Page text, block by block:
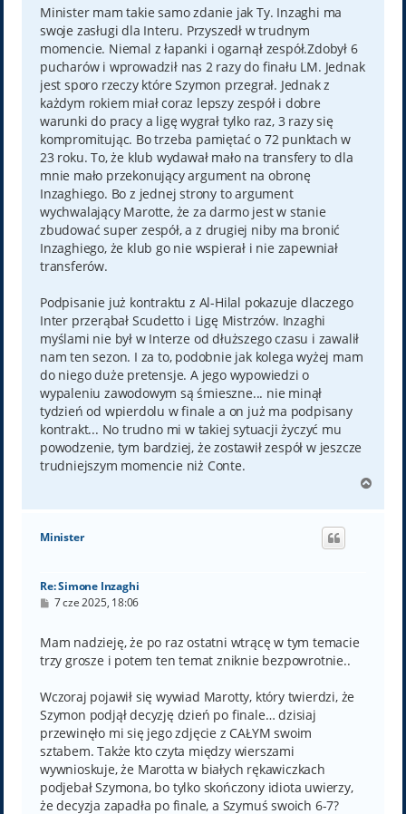
t
Minister mam takie samo zdanie jak Ty. Inzaghi ma
swoje zasługi dla Interu. Przyszedł w trudnym
momencie. Niemal z łapanki i ogarnął zespół.Zdobył 6
pucharów i wprowadził nas 2 razy do finału LM. Jednak
jest sporo rzeczy które Szymon przegrał. Jednak z
każdym rokiem miał coraz lepszy zespół i dobre
warunki do pracy a ligę wygrał tylko raz, 3 razy się
kompromitując. Bo trzeba pamiętać o 72 punktach w
23 roku. To, że klub wydawał mało na transfery to dla
mnie mało przekonujący argument na obronę
Inzaghiego. Bo z jednej strony to argument
wychwalający Marotte, że za darmo jest w stanie
zbudować super zespół, a z drugiej niby ma bronić
Inzaghiego, że klub go nie wspierał i nie zapewniał
transferów.
Podpisanie już kontraktu z Al-Hilal pokazuje dlaczego
Inter przerąbał Scudetto i Ligę Mistrzów. Inzaghi
myślami nie był w Interze od dłuższego czasu i zawalił
nam ten sezon. I za to, podobnie jak kolega wyżej mam
do niego duże pretensje. A jego wypowiedzi o
wypaleniu zawodowym są śmieszne... nie minął
tydzień od wpierdolu w finale a on już ma podpisany
kontrakt... No trudno mi w takiej sytuacji życzyć mu
powodzenie, tym bardziej, że zostawił zespół w jeszcze
trudniejszym momencie niż Conte.
g
Minister
Re: Simone Inzaghi
P
t
7 cze 2025, 18:06
Mam nadzieję, że po raz ostatni wtrącę w tym temacie
trzy grosze i potem ten temat zniknie bezpowrotnie..
Wczoraj pojawił się wywiad Marotty, który twierdzi, że
Szymon podjął decyzję dzień po finale… dzisiaj
przewinęło mi się jego zdjęcie z CAŁYM swoim
sztabem. Także kto czyta między wierszami
wywnioskuje, że Marotta w białych rękawiczkach
podjebał Szymona, bo tylko skończony idiota uwierzy,
że decyzja zapadła po finale, a Szymuś swoich 6-7?